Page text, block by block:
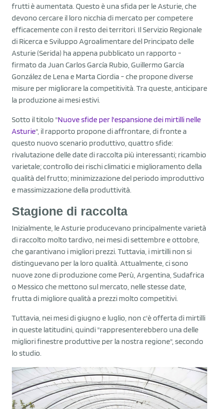
frutti è aumentata. Questo è una sfida per le Asturie, che
devono cercare il loro nicchia di mercato per competere
efficacemente con il resto dei territori. Il Servizio Regionale
di Ricerca e Sviluppo Agroalimentare del Principato delle
Asturie (Serida) ha appena pubblicato un rapporto -
firmato da Juan Carlos García Rubio, Guillermo García
González de Lena e Marta Ciordia - che propone diverse
misure per migliorare la competitività. Tra queste, anticipare
la produzione ai mesi estivi.
Sotto il titolo "Nuove sfide per l'espansione dei mirtilli nelle
Asturie", il rapporto propone di affrontare, di fronte a
questo nuovo scenario produttivo, quattro sfide:
rivalutazione delle date di raccolta più interessanti; ricambio
varietale; controllo dei rischi climatici e miglioramento della
qualità del frutto; minimizzazione del periodo improduttivo
e massimizzazione della produttività.
Stagione di raccolta
Inizialmente, le Asturie producevano principalmente varietà
di raccolto molto tardivo, nei mesi di settembre e ottobre,
che garantivano i migliori prezzi. Tuttavia, i mirtilli non si
distinguevano per la loro qualità. Attualmente, ci sono
nuove zone di produzione come Perù, Argentina, Sudafrica
o Messico che mettono sul mercato, nelle stesse date,
frutta di migliore qualità a prezzi molto competitivi.
Tuttavia, nei mesi di giugno e luglio, non c'è offerta di mirtilli
in queste latitudini, quindi "rappresenterebbero una delle
migliori finestre produttive per la nostra regione", secondo
lo studio.